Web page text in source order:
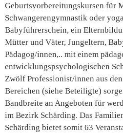
Geburtsvorbereitungskursen für
Schwangerengymnastik oder
Babyführerschein, ein
Mütter und Väter, Jungeltern,
Pädagog/innen,.. mit einem
entwicklungspsychologischen
Zwölf Professionist/innen aus
Bereichen (siehe Beteiligte)
Bandbreite an Angeboten für
im Bezirk Schärding. Das
Schärding bietet somit 63